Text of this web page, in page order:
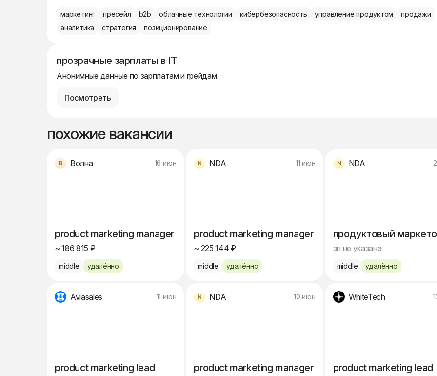
маркетинг пресейл b2b облачные технологии кибербезопасность управление продуктом
продажи
аналитика
стратегия позиционирование
прозрачные зарплаты в IT
Анонимные данные по зарплатам и грейдам
Посмотреть
похожие вакансии
Волна 16 июн
product marketing manager
~ 186 815 ₽
middle удалённо
NDA 11 июн
product marketing manager
~ 225 144 ₽
middle удалённо
NDA
продуктовый
зп не указана
middle удалённо
Aviasales 11 июн
product marketing lead
NDA 10 июн
product marketing manager
WhiteTech
product marketing lead